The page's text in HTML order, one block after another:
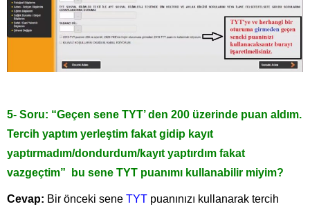
5- Soru: “Geçen sene TYT’ den 200 üzerinde puan aldım.
Tercih yaptım yerleştim fakat gidip kayıt
yaptırmadım/dondurdum/kayıt yaptırdım fakat
vazgeçtim” bu sene TYT puanımı kullanabilir miyim?
Cevap: Bir önceki sene TYT puanınızı kullanarak tercih